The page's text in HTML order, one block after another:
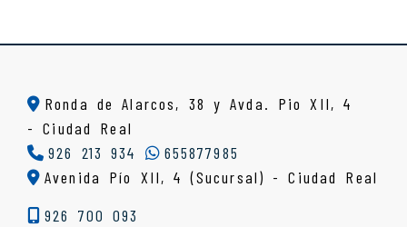
Ronda de Alarcos, 38 y Avda. Pio XII, 4
-Ciudad Real
926 213 934
655877985
Avenida Pío XII, 4 (Sucursal) - Ciudad Real
926 700 093